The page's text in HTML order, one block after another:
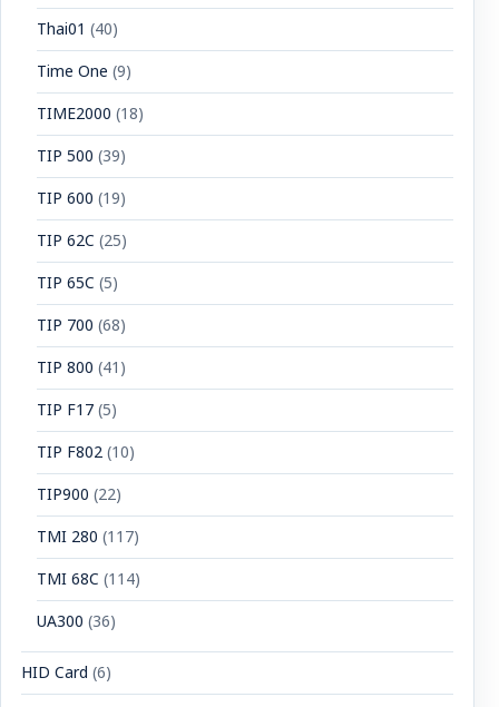
Thai01 (40)
Time One (9)
TIME2000 (18)
TIP 500 (39)
TIP 600 (19)
TIP 62C (25)
TIP 65C (5)
TIP 700 (68)
TIP 800 (41)
TIP F17(5)
TIP F802(10)
TIP900 (22)
TMI 280 (117)
TMI 68C (114)
UA300 (36)
HID Card (6)